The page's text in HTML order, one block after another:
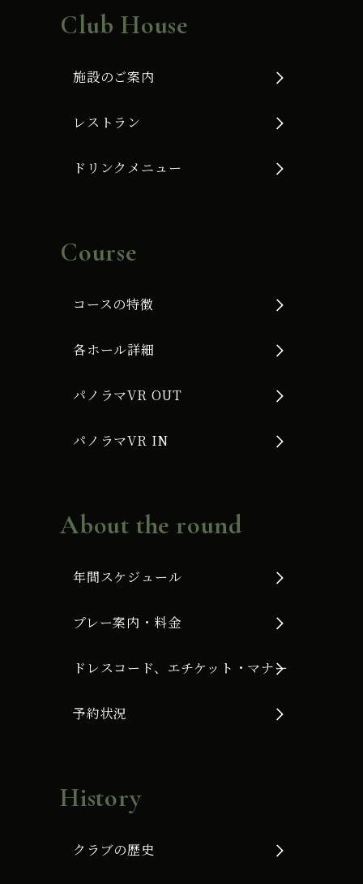
Club House
施設のご案内
レストラン
ドリンクメニュー
Course
コースの特徴
各ホール詳細
パノラマVR OUT
パノラマVR IN
About the round
年間スケジュール
プレー案内・料金
ドレスコード、エチケット・マナー
予約状況
History
クラブの歴史